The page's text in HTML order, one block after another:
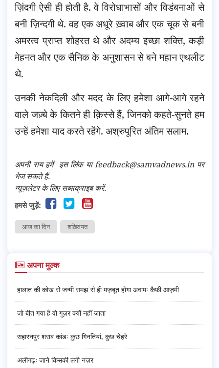
ज़िंदगी ऐसी ही होती है. वे विरोधाभासों और विडंबनाओं से
बनी ज़िन्दगी थे. वह एक अधूरे ख़्वाब और एक चूक से बनी
अमरत्व प्राप्त शोहरत थे और अदम्य इच्छा शक्ति, कड़ी
मेहनत और एक सैनिक के अनुशासन से बने महान एथलीट
थे.
उनकी नेकदिली और मदद के लिए हमेशा आगे-आगे रहने
वाले जज़्बे के कितने ही क़िस्से हैं, जिनको कहते-सुनते हम
उन्हें हमेशा याद करते रहेंगे. अश्रुपूरित अंतिम सलाम.
अपनी राय हमें इस लिंक या feedback@samvadnews.in पर
भेज सकते हैं.
न्यूज़लेटर के लिए सब्सक्राइब करें.
हमसे जुड़ें:
आज का दिन शख़्सियत
अपना मुल्क
हालात की कोख से जन्मी समझ से ही मज़बूत होगा अवामः कैफ़ी आज़मी
जो बीत गया है वो गुज़र क्यों नहीं जाता
सहारनपुर शराब कांडः कुछ गिनतियां, कुछ चेहरे
अलीगढ़ः जाने किसकी लगी नज़र